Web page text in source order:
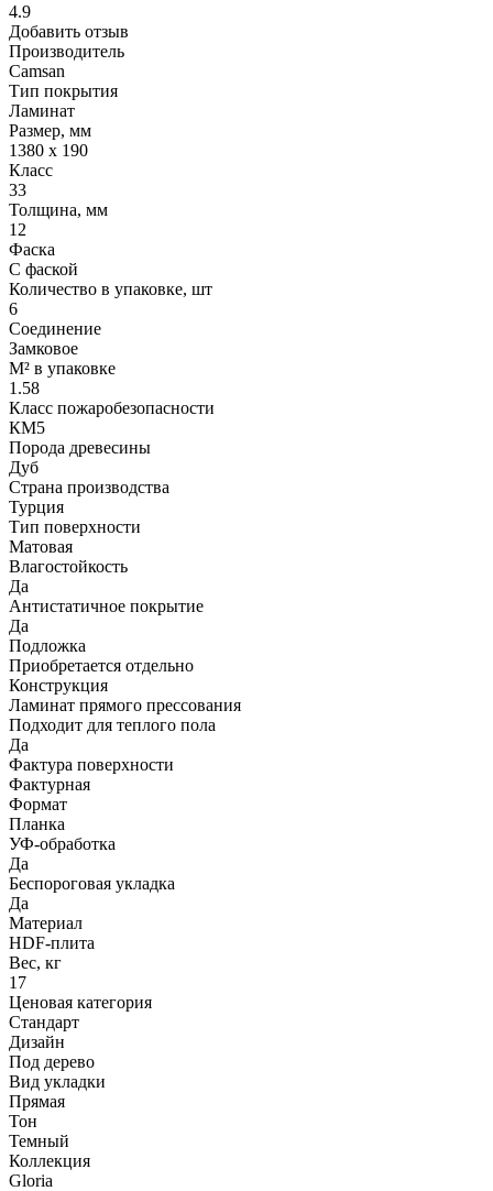
4.9
Добавить отзыв
Производитель
Camsan
Тип покрытия
Ламинат
Размер, мм
1380 х 190
Класс
33
Толщина, мм
12
Фаска
С фаской
Количество в упаковке, шт
6
Соединение
Замковое
М² в упаковке
1.58
Класс пожаробезопасности
КМ5
Порода древесины
Дуб
Страна производства
Турция
Тип поверхности
Матовая
Влагостойкость
Да
Антистатичное покрытие
Да
Подложка
Приобретается отдельно
Конструкция
Ламинат прямого прессования
Подходит для теплого пола
Да
Фактура поверхности
Фактурная
Формат
Планка
УФ-обработка
Да
Беспороговая укладка
Да
Материал
HDF-плита
Вес, кг
17
Ценовая категория
Стандарт
Дизайн
Под дерево
Вид укладки
Прямая
Тон
Темный
Коллекция
Gloria